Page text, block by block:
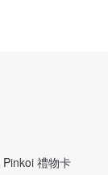
Pinkoi 禮物卡